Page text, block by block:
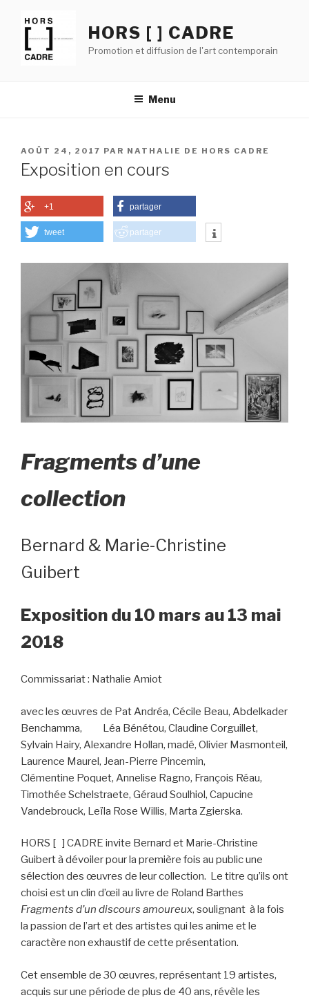
contenu
principal
HORS [ ] CADRE
Promotion et diffusion de l'art contemporain
Menu
PUBLIÉ
LE
AOÛT 24, 2017 PAR NATHALIE DE HORS CADRE
Exposition en cours
+1 partager
tweet partager
Fragments d’une
collection
Bernard & Marie-Christine
Guibert
Exposition du 10 mars au 13 mai
2018
Commissariat : Nathalie Amiot
avec les œuvres de Pat Andréa, Cécile Beau, Abdelkader
Benchamma, Léa Bénétou, Claudine Corguillet,
Sylvain Hairy, Alexandre Hollan, madé, Olivier Masmonteil,
Laurence Maurel, Jean-Pierre Pincemin,
Clémentine Poquet, Annelise Ragno, François Réau,
Timothée Schelstraete, Géraud Soulhiol, Capucine
Vandebrouck, Leïla Rose Willis, Marta Zgierska.
HORS [ ] CADRE invite Bernard et Marie-Christine
Guibert à dévoiler pour la première fois au public une
sélection des œuvres de leur collection. Le titre qu’ils ont
choisi est un clin d’œil au livre de Roland Barthes
Fragments d’un discours amoureux, soulignant à la fois
la passion de l’art et des artistes qui les anime et le
caractère non exhaustif de cette présentation.
Cet ensemble de 30 œuvres, représentant 19 artistes,
acquis sur une période de plus de 40 ans, révèle les